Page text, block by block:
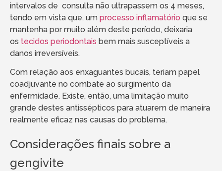
intervalos de consulta não ultrapassem os 4 meses,
tendo em vista que, um processo inflamatório que se
mantenha por muito além deste período, deixaria
os tecidos periodontais bem mais susceptíveis a
danos irreversíveis.
Com relação aos enxaguantes bucais, teriam papel
coadjuvante no combate ao surgimento da
enfermidade. Existe, então, uma limitação muito
grande destes antissépticos para atuarem de maneira
realmente eficaz nas causas do problema.
Considerações finais sobre a
gengivite